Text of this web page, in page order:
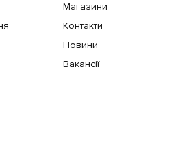
Магазини
Контакти
Новини
Вакансії